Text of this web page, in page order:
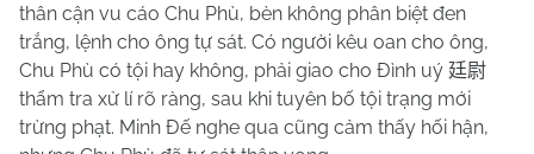
thân cận vu cáo Chu Phù, bèn không phân biệt đen
trắng, lệnh cho ông tự sát. Có người kêu oan cho ông,
Chu Phù có tội hay không, phải giao cho Đình uý 廷尉
thẩm tra xử lí rõ ràng, sau khi tuyên bố tội trạng mới
trừng phạt. Minh Đế nghe qua cũng cảm thấy hối hận,